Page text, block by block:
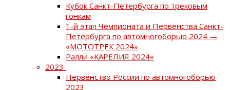
Кубок Санкт-Петербурга по трековым
гонкам
1-й этап Чемпионата и Первенства Санкт-
Петербурга по автомногоборью 2024 —
«МОТОТРЕК 2024»
Ралли «КАРЕЛИЯ 2024»
2023
Первенство России по автомногоборью
2023